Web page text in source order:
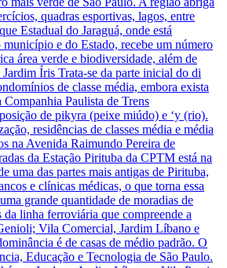
quadras esportivas, lagos, entre
Estadual do Jaraguá, onde está
e do Estado, recebe um número
área verde e biodiversidade, além de
Íris Trata-se da parte inicial do di
de classe média, embora exista
Paulista de Trens
de pikyra (peixe miúdo) e ‘y (rio).
residências de classes média e média
na Avenida Raimundo Pereira de
da Estação Pirituba da CPTM está na
uma das partes mais antigas de Pirituba,
e clínicas médicas, o que torna essa
grande quantidade de moradias de
da linha ferroviária que compreende a
Vila Comercial, Jardim Líbano e
é de casas de médio padrão. O
Educação e Tecnologia de São Paulo.